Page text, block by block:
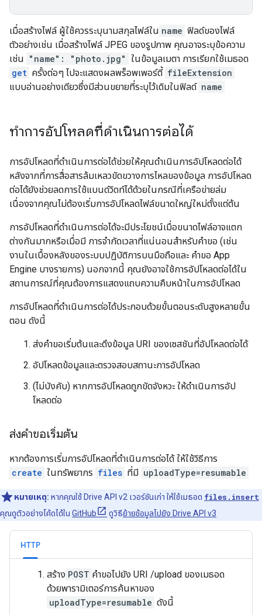
เมื่อสร้างไฟล์ ผู้ใช้ควรระบุนามสกุลไฟล์ใน name ฟิลด์ของไฟล์
ตัวอย่างเช่น เมื่อสร้างไฟล์ JPEG ของรูปภาพ คุณอาจระบุข้อความ
เช่น "name": "photo.jpg" ในข้อมูลเมตา การเรียกใช้เมธอด
get ครั้งต่อๆ ไปจะแสดงผลพร็อพเพอร์ตี้ fileExtension
แบบอ่านอย่างเดียวซึ่งมีส่วนขยายที่ระบุไว้เดิมในฟิลด์ name
ทำการอัปโหลดที่ดำเนินการต่อได้
การอัปโหลดที่ดำเนินการต่อได้ช่วยให้คุณดำเนินการอัปโหลดต่อได้
หลังจากที่การสื่อสารล้มเหลวขัดขวางการไหลของข้อมูล การอัปโหลด
ต่อได้ยังช่วยลดการใช้แบนด์วิดท์ได้ด้วยในกรณีที่เครือข่ายล่ม
เนื่องจากคุณไม่ต้องเริ่มการอัปโหลดไฟล์ขนาดใหญ่ใหม่ตั้งแต่ต้น
การอัปโหลดที่ดำเนินการต่อได้จะมีประโยชน์เมื่อขนาดไฟล์อาจแตก
ต่างกันมากหรือเมื่อมี การจำกัดเวลาที่แน่นอนสำหรับคำขอ (เช่น
งานในเบื้องหลังของระบบปฏิบัติการบนมือถือและ คำขอ App
Engine บางรายการ) นอกจากนี้ คุณยังอาจใช้การอัปโหลดต่อได้ใน
สถานการณ์ที่คุณต้องการแสดงแถบความคืบหน้าในการอัปโหลด
การอัปโหลดที่ดำเนินการต่อได้ประกอบด้วยขั้นตอนระดับสูงหลายขั้น
ตอน ดังนี้
ส่งคำขอเริ่มต้นและดึงข้อมูล URI ของเซสชันที่อัปโหลดต่อได้
อัปโหลดข้อมูลและตรวจสอบสถานะการอัปโหลด
(ไม่บังคับ) หากการอัปโหลดถูกขัดจังหวะ ให้ดำเนินการอัป
โหลดต่อ
ส่งคำขอเริ่มต้น
หากต้องการเริ่มการอัปโหลดที่ดำเนินการต่อได้ ให้ใช้วิธีการ
create ในทรัพยากร files ที่มี uploadType=resumable
หมายเหตุ: หากคุณใช้ Drive API v2 เวอร์ชันเก่า ให้ใช้เมธอด files.insert
คุณดูตัวอย่างโค้ดได้ใน GitHub ดูวิธีย้ายข้อมูลไปยัง Drive API v3
HTTP
สร้าง POST คำขอไปยัง URI /upload ของเมธอด
ด้วยพารามิเตอร์การค้นหาของ
uploadType=resumable ดังนี้